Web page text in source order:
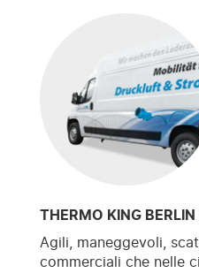
THERMO KING
Agili, maneggevoli,
commerciali che nelle